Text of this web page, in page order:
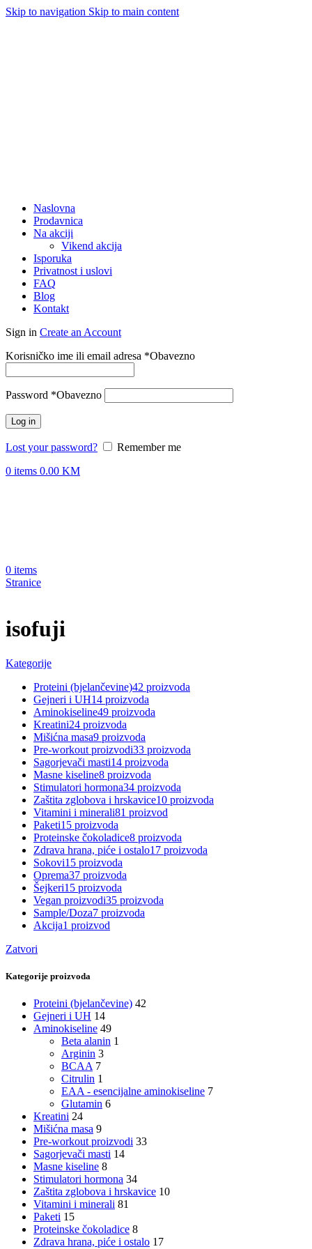
Skip to navigation Skip to main content
Naslovna
Prodavnica
Na akciji
Vikend akcija
Isporuka
Privatnost i uslovi
FAQ
Blog
Kontakt
Sign in Create an Account
Korisničko ime ili email adresa *Obavezno
Password *Obavezno
Log in
Lost your password?
Remember me
0 items 0.00 KM
0 items
Stranice
isofuji
Kategorije
Proteini (bjelančevine)42 proizvoda
Gejneri i UH14 proizvoda
Aminokiseline49 proizvoda
Kreatini24 proizvoda
Mišićna masa9 proizvoda
Pre-workout proizvodi33 proizvoda
Sagorjevači masti14 proizvoda
Masne kiseline8 proizvoda
Stimulatori hormona34 proizvoda
Zaštita zglobova i hrskavice10 proizvoda
Vitamini i minerali81 proizvod
Paketi15 proizvoda
Proteinske čokoladice8 proizvoda
Zdrava hrana, piće i ostalo17 proizvoda
Sokovi15 proizvoda
Oprema37 proizvoda
Šejkeri15 proizvoda
Vegan proizvodi35 proizvoda
Sample/Doza7 proizvoda
Akcija1 proizvod
Zatvori
Kategorije proizvoda
Proteini (bjelančevine) 42
Gejneri i UH 14
Aminokiseline 49
Beta alanin 1
Arginin 3
BCAA 7
Citrulin 1
EAA - esencijalne aminokiseline 7
Glutamin 6
Kreatini 24
Mišićna masa 9
Pre-workout proizvodi 33
Sagorjevači masti 14
Masne kiseline 8
Stimulatori hormona 34
Zaštita zglobova i hrskavice 10
Vitamini i minerali 81
Paketi 15
Proteinske čokoladice 8
Zdrava hrana, piće i ostalo 17